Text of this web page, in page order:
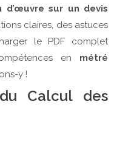
sur un devis
claires, des astuces
le PDF complet
en métré
y !
Calcul des